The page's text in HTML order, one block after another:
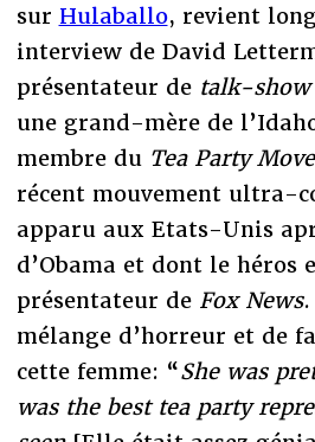
sur Hulaballo, revient
interview de David
présentateur de talk-show
une grand-mère de
membre du Tea Party
récent mouvement ultra-
apparu aux Etats-Unis
d’Obama et dont le héros
présentateur de Fox News.
mélange d’horreur et de
cette femme: “She was
was the best tea party